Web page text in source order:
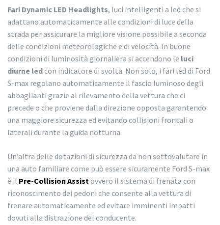
Fari Dynamic LED Headlights, luci intelligenti a led che si
adattano automaticamente alle condizioni di luce della
strada per assicurare la migliore visione possibile a seconda
delle condizioni meteorologiche e di velocità. In buone
condizioni di luminosità giornaliera si accendono le luci
diurne ledcon indicatore di svolta. Non solo, i fari led di Ford
S-max regolano automaticamente il fascio luminoso degli
abbaglianti grazie al rilevamento della vettura che ci
precede o che proviene dalla direzione opposta garantendo
una maggiore sicurezza ed evitando collisioni frontali o
laterali durante la guida notturna.
Un’altra delle dotazioni di sicurezza da non sottovalutare in
una auto familiare come può essere sicuramente Ford S-max
è il Pre-Collision Assistovvero il sistema di frenata con
riconoscimento dei pedoni che consente alla vettura di
frenare automaticamente ed evitare imminenti impatti
dovuti alla distrazione del conducente.